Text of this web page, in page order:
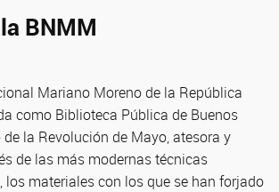
BNMM
Mariano Moreno de la República
como Biblioteca Pública de Buenos
la Revolución de Mayo, atesora y
de las más modernas técnicas
los materiales con los que se han forjado